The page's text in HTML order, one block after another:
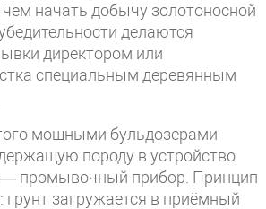
начать добычу золотоносной
делаются
директором или
специальным деревянным
мощными бульдозерами
породу в устройство
промывочный прибор. Принцип
грунт загружается в приёмный